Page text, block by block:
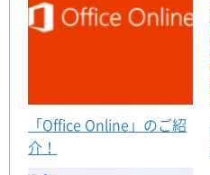
「Office Online」のご紹
介！